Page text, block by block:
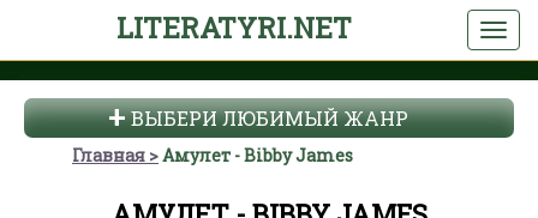
LITERATYRI.NET
ВЫБЕРИ ЛЮБИМЫЙ ЖАНР
Главная Амулет - Bibby James